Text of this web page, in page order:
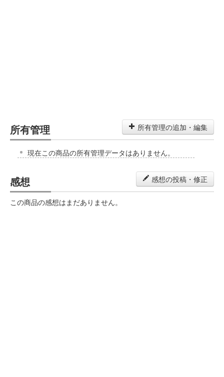
所有管理 所有管理の追加・編集
現在この商品の所有管理データはありません。
感想 感想の投稿・修正
この商品の感想はまだありません。